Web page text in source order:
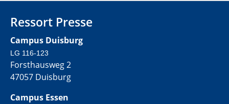
Ressort Presse
Campus Duisburg
LG 116-123
Forsthausweg 2
47057 Duisburg
Campus Essen